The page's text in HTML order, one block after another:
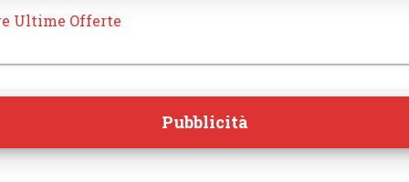
Ultime Offerte
Pubblicità